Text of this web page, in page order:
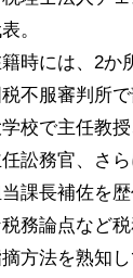
。
時には、2か
不服審判所で
校で主任教
訟務官、さ
課長補佐を歴
務論点など
方法を熟知